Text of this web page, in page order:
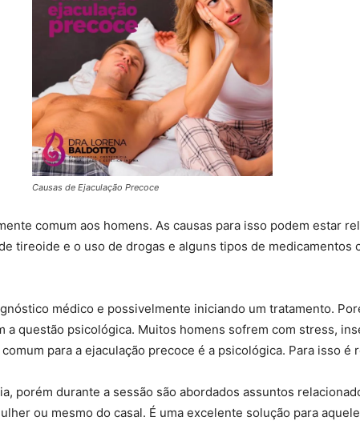
Causas de Ejaculação Precoce
comum aos homens. As causas para isso podem estar
tireoide e o uso de drogas e alguns tipos de medicamentos
médico e possivelmente iniciando um tratamento.
a questão psicológica. Muitos homens sofrem com stress,
para a ejaculação precoce é a psicológica. Para isso é
porém durante a sessão são abordados assuntos
ou mesmo do casal. É uma excelente solução para